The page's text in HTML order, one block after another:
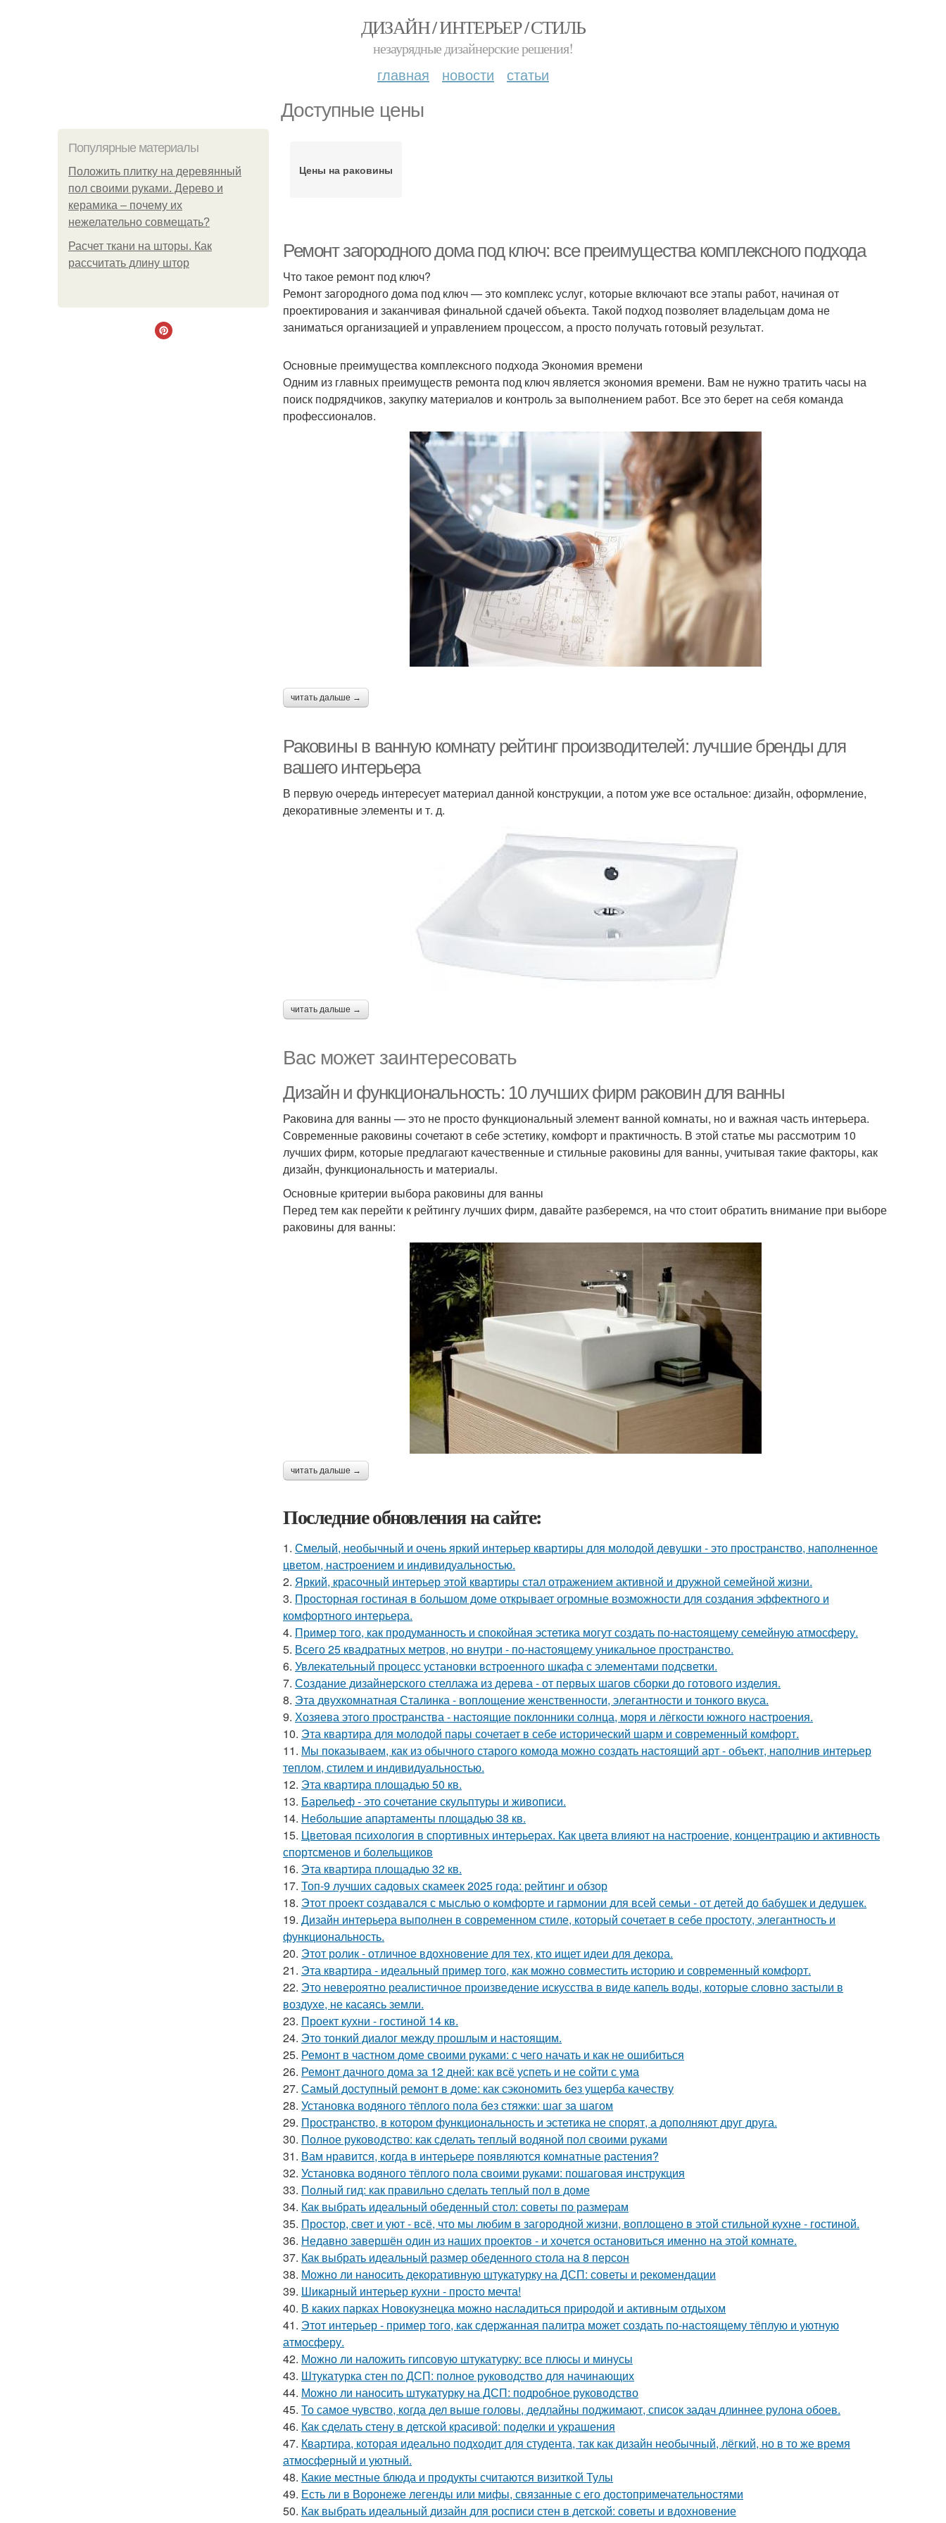
ДИЗАЙН / ИНТЕРЬЕР / СТИЛЬ
незаурядные дизайнерские решения!
главная новости статьи
Доступные цены
Популярные материалы
Положить плитку на деревянный
пол своими руками. Дерево и
керамика – почему их
нежелательно совмещать?
Расчет ткани на шторы. Как
рассчитать длину штор
Цены на раковины
Ремонт загородного дома под ключ: все преимущества комплексного подхода
Что такое ремонт под ключ?
Ремонт загородного дома под ключ — это комплекс услуг, которые включают все этапы работ, начиная от
проектирования и заканчивая финальной сдачей объекта. Такой подход позволяет владельцам дома не
заниматься организацией и управлением процессом, а просто получать готовый результат.
Основные преимущества комплексного подхода Экономия времени
Одним из главных преимуществ ремонта под ключ является экономия времени. Вам не нужно тратить часы на
поиск подрядчиков, закупку материалов и контроль за выполнением работ. Все это берет на себя команда
профессионалов.
читать дальше →
Раковины в ванную комнату рейтинг производителей: лучшие бренды для
вашего интерьера
В первую очередь интересует материал данной конструкции, а потом уже все остальное: дизайн, оформление,
декоративные элементы и т. д.
читать дальше →
Вас может заинтересовать
Дизайн и функциональность: 10 лучших фирм раковин для ванны
Раковина для ванны — это не просто функциональный элемент ванной комнаты, но и важная часть интерьера.
Современные раковины сочетают в себе эстетику, комфорт и практичность. В этой статье мы рассмотрим 10
лучших фирм, которые предлагают качественные и стильные раковины для ванны, учитывая такие факторы, как
дизайн, функциональность и материалы.
Основные критерии выбора раковины для ванны
Перед тем как перейти к рейтингу лучших фирм, давайте разберемся, на что стоит обратить внимание при выборе
раковины для ванны:
читать дальше →
Последние обновления на сайте:
1. Смелый, необычный и очень яркий интерьер квартиры для молодой девушки - это пространство, наполненное
цветом, настроением и индивидуальностью.
2. Яркий, красочный интерьер этой квартиры стал отражением активной и дружной семейной жизни.
3. Просторная гостиная в большом доме открывает огромные возможности для создания эффектного и
комфортного интерьера.
4. Пример того, как продуманность и спокойная эстетика могут создать по-настоящему семейную атмосферу.
5. Всего 25 квадратных метров, но внутри - по-настоящему уникальное пространство.
6. Увлекательный процесс установки встроенного шкафа с элементами подсветки.
7. Создание дизайнерского стеллажа из дерева - от первых шагов сборки до готового изделия.
8. Эта двухкомнатная Сталинка - воплощение женственности, элегантности и тонкого вкуса.
9. Хозяева этого пространства - настоящие поклонники солнца, моря и лёгкости южного настроения.
10. Эта квартира для молодой пары сочетает в себе исторический шарм и современный комфорт.
11. Мы показываем, как из обычного старого комода можно создать настоящий арт - объект, наполнив интерьер
теплом, стилем и индивидуальностью.
12. Эта квартира площадью 50 кв.
13. Барельеф - это сочетание скульптуры и живописи.
14. Небольшие апартаменты площадью 38 кв.
15. Цветовая психология в спортивных интерьерах. Как цвета влияют на настроение, концентрацию и активность
спортсменов и болельщиков
16. Эта квартира площадью 32 кв.
17. Топ-9 лучших садовых скамеек 2025 года: рейтинг и обзор
18. Этот проект создавался с мыслью о комфорте и гармонии для всей семьи - от детей до бабушек и дедушек.
19. Дизайн интерьера выполнен в современном стиле, который сочетает в себе простоту, элегантность и
функциональность.
20. Этот ролик - отличное вдохновение для тех, кто ищет идеи для декора.
21. Эта квартира - идеальный пример того, как можно совместить историю и современный комфорт.
22. Это невероятно реалистичное произведение искусства в виде капель воды, которые словно застыли в
воздухе, не касаясь земли.
23. Проект кухни - гостиной 14 кв.
24. Это тонкий диалог между прошлым и настоящим.
25. Ремонт в частном доме своими руками: с чего начать и как не ошибиться
26. Ремонт дачного дома за 12 дней: как всё успеть и не сойти с ума
27. Самый доступный ремонт в доме: как сэкономить без ущерба качеству
28. Установка водяного тёплого пола без стяжки: шаг за шагом
29. Пространство, в котором функциональность и эстетика не спорят, а дополняют друг друга.
30. Полное руководство: как сделать теплый водяной пол своими руками
31. Вам нравится, когда в интерьере появляются комнатные растения?
32. Установка водяного тёплого пола своими руками: пошаговая инструкция
33. Полный гид: как правильно сделать теплый пол в доме
34. Как выбрать идеальный обеденный стол: советы по размерам
35. Простор, свет и уют - всё, что мы любим в загородной жизни, воплощено в этой стильной кухне - гостиной.
36. Недавно завершён один из наших проектов - и хочется остановиться именно на этой комнате.
37. Как выбрать идеальный размер обеденного стола на 8 персон
38. Можно ли наносить декоративную штукатурку на ДСП: советы и рекомендации
39. Шикарный интерьер кухни - просто мечта!
40. В каких парках Новокузнецка можно насладиться природой и активным отдыхом
41. Этот интерьер - пример того, как сдержанная палитра может создать по-настоящему тёплую и уютную
атмосферу.
42. Можно ли наложить гипсовую штукатурку: все плюсы и минусы
43. Штукатурка стен по ДСП: полное руководство для начинающих
44. Можно ли наносить штукатурку на ДСП: подробное руководство
45. То самое чувство, когда дел выше головы, дедлайны поджимают, список задач длиннее рулона обоев.
46. Как сделать стену в детской красивой: поделки и украшения
47. Квартира, которая идеально подходит для студента, так как дизайн необычный, лёгкий, но в то же время
атмосферный и уютный.
48. Какие местные блюда и продукты считаются визиткой Тулы
49. Есть ли в Воронеже легенды или мифы, связанные с его достопримечательностями
50. Как выбрать идеальный дизайн для росписи стен в детской: советы и вдохновение